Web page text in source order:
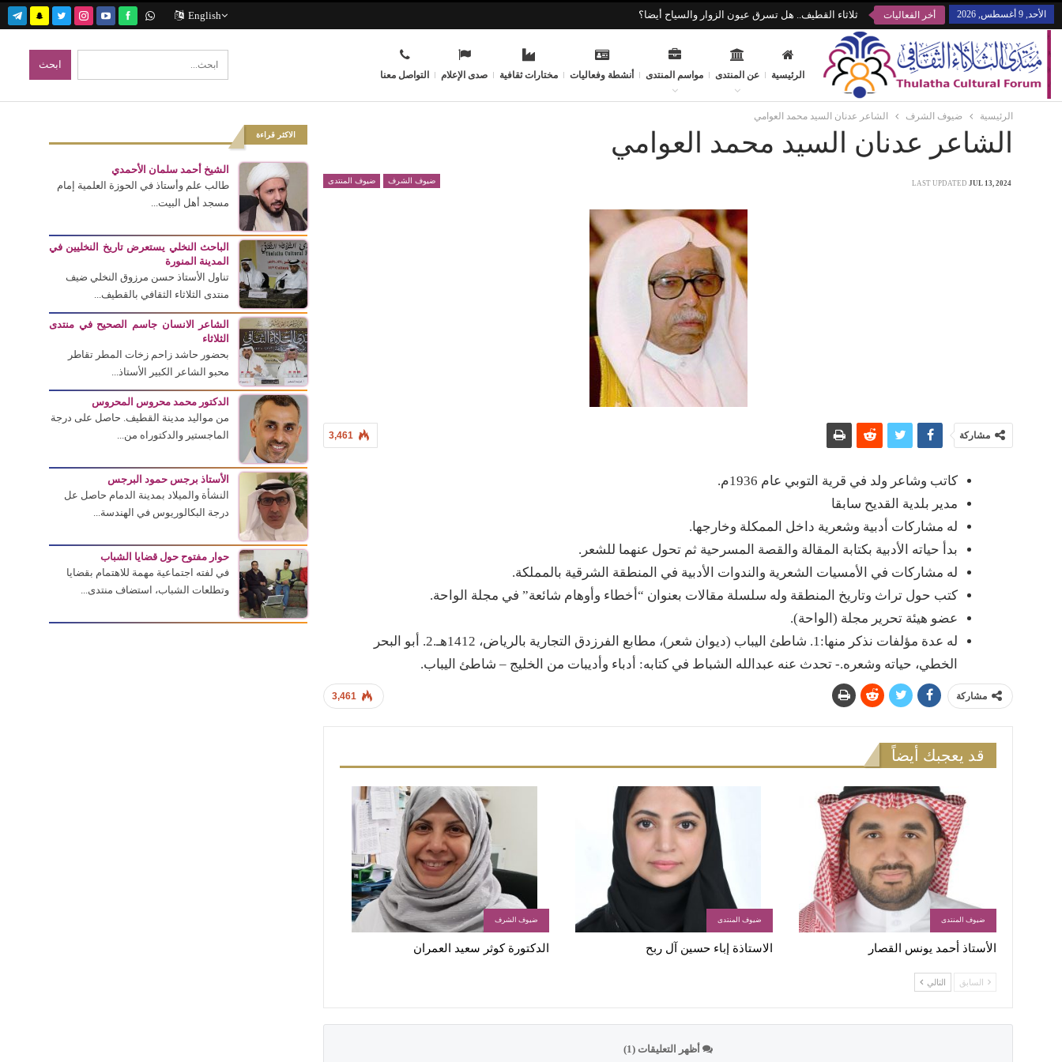
English الأحد, 9 أغسطس, 2026 أخر الفعاليات ثلاثاء القطيف.. هل تسرق عيون الزوار والسياح أيضا؟
الرئيسية عن المنتدى مواسم المنتدى أنشطة وفعاليات مختارات ثقافية صدى الإعلام التواصل معنا
الرئيسية ضيوف الشرف الشاعر عدنان السيد محمد العوامي
الشاعر عدنان السيد محمد العوامي
ضيوف الشرف ضيوف المنتدى LAST UPDATED JUL 13, 2024
3,461 مشاركة
كاتب وشاعر ولد في قرية التوبي عام 1936م.
مدير بلدية القديح سابقا
له مشاركات أدبية وشعرية داخل الممكلة وخارجها.
بدأ حياته الأدبية بكتابة المقالة والقصة المسرحية ثم تحول عنهما للشعر.
له مشاركات في الأمسيات الشعرية والندوات الأدبية في المنطقة الشرقية بالمملكة.
كتب حول تراث وتاريخ المنطقة وله سلسلة مقالات بعنوان “أخطاء وأوهام شائعة” في مجلة الواحة.
عضو هيئة تحرير مجلة (الواحة).
له عدة مؤلفات نذكر منها:1. شاطئ اليباب (ديوان شعر)، مطابع الفرزدق التجارية بالرياض، 1412هـ.2. أبو البحر
الخطي، حياته وشعره.- تحدث عنه عبدالله الشباط في كتابه: أدباء وأديبات من الخليج – شاطئ اليباب.
3,461 مشاركة
قد يعجبك أيضاً
ضيوف المنتدى
الأستاذ أحمد يونس القصار
ضيوف المنتدى
الاستاذة إباء حسين آل ربح
ضيوف الشرف
الدكتورة كوثر سعيد العمران
السابق التالي
أظهر التعليقات (1)
الاكثر قراءة
الشيخ أحمد سلمان الأحمدي
طالب علم وأستاذ في الحوزة العلمية إمام
مسجد أهل البيت...
الباحث النخلي يستعرض تاريخ النخليين في
المدينة المنورة
تناول الأستاذ حسن مرزوق النخلي ضيف
منتدى الثلاثاء الثقافي بالقطيف...
الشاعر الانسان جاسم الصحيح في منتدى
الثلاثاء
بحضور حاشد زاحم زخات المطر تقاطر
محبو الشاعر الكبير الأستاذ...
الدكتور محمد محروس المحروس
من مواليد مدينة القطيف. حاصل على درجة
الماجستير والدكتوراه من...
الأستاذ برجس حمود البرجس
النشأة والميلاد بمدينة الدمام حاصل عل
درجة البكالوريوس في الهندسة...
حوار مفتوح حول قضايا الشباب
في لفته اجتماعية مهمة للاهتمام بقضايا
وتطلعات الشباب، استضاف منتدى...